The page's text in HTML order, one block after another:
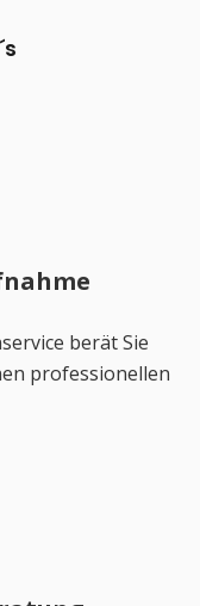
berät Sie
professionellen